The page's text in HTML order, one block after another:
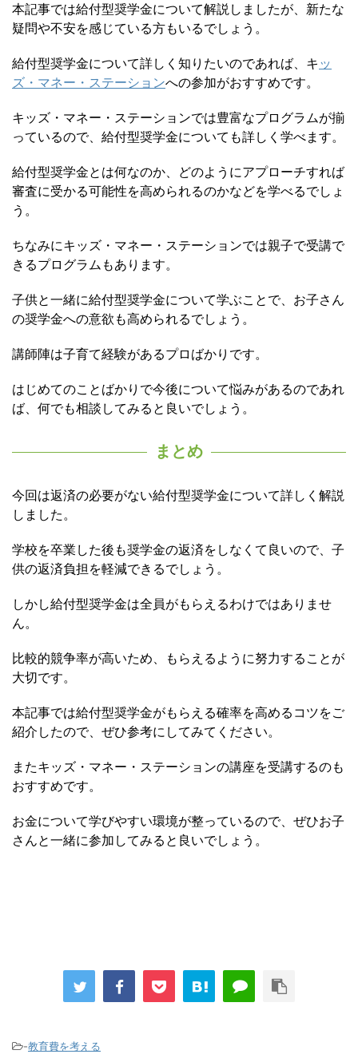
本記事では給付型奨学金について解説しましたが、新たな
疑問や不安を感じている方もいるでしょう。
給付型奨学金について詳しく知りたいのであれば、キ ッ
ズ・マネー・ステーションへの参加がおすすめです。
キッズ・マネー・ステーションでは豊富なプログラムが揃
っているので、給付型奨学金についても詳しく学べます。
給付型奨学金とは何なのか、どのようにアプローチすれば
審査に受かる可能性を高められるのかなどを学べるでしょ
う。
ちなみにキッズ・マネー・ステーションでは親子で受講で
きるプログラムもあります。
子供と一緒に給付型奨学金について学ぶことで、お子さん
の奨学金への意欲も高められるでしょう。
講師陣は子育て経験があるプロばかりです。
はじめてのことばかりで今後について悩みがあるのであれ
ば、何でも相談してみると良いでしょう。
まとめ
今回は返済の必要がない給付型奨学金について詳しく解説
しました。
学校を卒業した後も奨学金の返済をしなくて良いので、子
供の返済負担を軽減できるでしょう。
しかし給付型奨学金は全員がもらえるわけではありませ
ん。
比較的競争率が高いため、もらえるように努力することが
大切です。
本記事では給付型奨学金がもらえる確率を高めるコツをご
紹介したので、ぜひ参考にしてみてください。
またキッズ・マネー・ステーションの講座を受講するのも
おすすめです。
お金について学びやすい環境が整っているので、ぜひお子
さんと一緒に参加してみると良いでしょう。
-教育費を考える